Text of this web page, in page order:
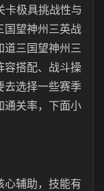
卡极具挑战性与
国望神州三英战
道三国望神州三
容搭配、战斗操
去选择一些赛季
通关率，下面小
心辅助，技能有